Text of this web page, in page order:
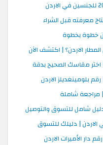
معرفته قبل الشراء
خطوة بخطوة
الاردن؟ | اكتشف الآن
مقاسك الصحيح بدقة
بلومينغديلز الاردن
مراجعة شاملة
شامل للتسوق والتوصيل
الاردن | دليلك للتسوق
دار الأميرات الاردن